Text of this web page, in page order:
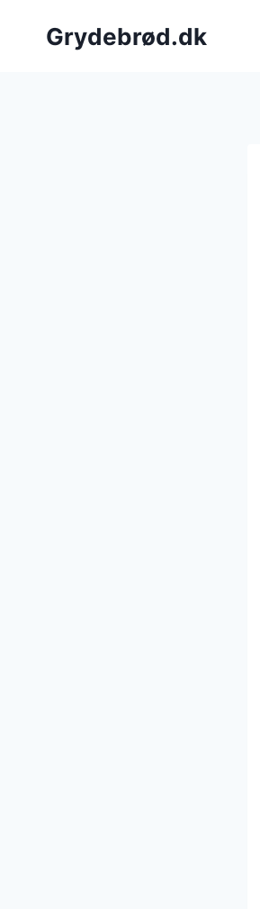
Grydebrød.dk